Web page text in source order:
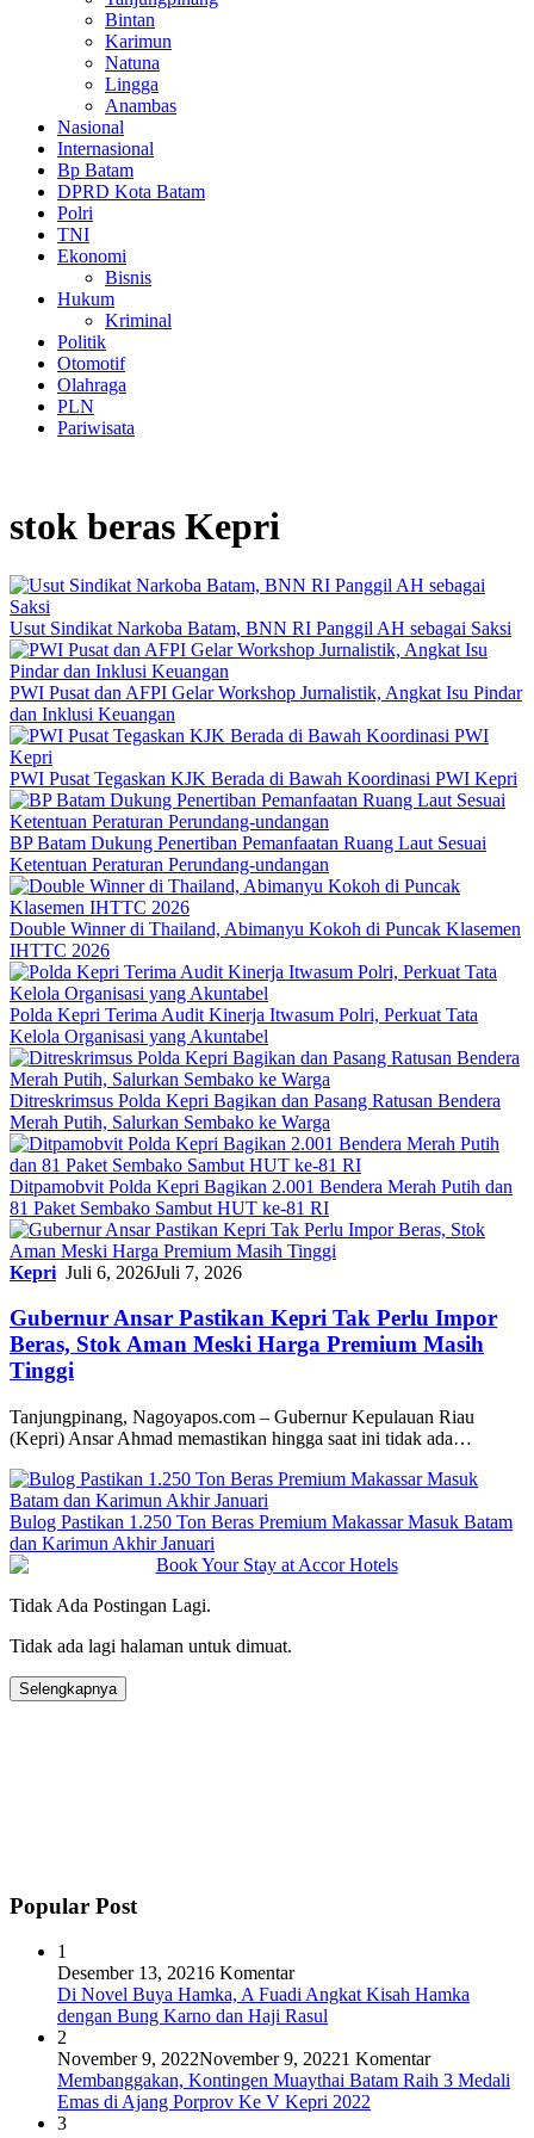
Bintan
Karimun
Natuna
Lingga
Anambas
Nasional
Internasional
Bp Batam
DPRD Kota Batam
Polri
TNI
Ekonomi
Bisnis
Hukum
Kriminal
Politik
Otomotif
Olahraga
PLN
Pariwisata
stok beras Kepri
Usut Sindikat Narkoba Batam, BNN RI Panggil AH sebagai Saksi
PWI Pusat dan AFPI Gelar Workshop Jurnalistik, Angkat Isu Pindar
dan Inklusi Keuangan
PWI Pusat Tegaskan KJK Berada di Bawah Koordinasi PWI Kepri
BP Batam Dukung Penertiban Pemanfaatan Ruang Laut Sesuai
Ketentuan Peraturan Perundang-undangan
Double Winner di Thailand, Abimanyu Kokoh di Puncak Klasemen
IHTTC 2026
Polda Kepri Terima Audit Kinerja Itwasum Polri, Perkuat Tata
Kelola Organisasi yang Akuntabel
Ditreskrimsus Polda Kepri Bagikan dan Pasang Ratusan Bendera
Merah Putih, Salurkan Sembako ke Warga
Ditpamobvit Polda Kepri Bagikan 2.001 Bendera Merah Putih dan
81 Paket Sembako Sambut HUT ke-81 RI
Kepri Juli 6, 2026Juli 7, 2026
Gubernur Ansar Pastikan Kepri Tak Perlu Impor
Beras, Stok Aman Meski Harga Premium Masih
Tinggi
Tanjungpinang, Nagoyapos.com – Gubernur Kepulauan Riau
(Kepri) Ansar Ahmad memastikan hingga saat ini tidak ada…
Bulog Pastikan 1.250 Ton Beras Premium Makassar Masuk Batam
dan Karimun Akhir Januari
Tidak Ada Postingan Lagi.
Tidak ada lagi halaman untuk dimuat.
Selengkapnya
Popular Post
1
Desember 13, 20216 Komentar
Di Novel Buya Hamka, A Fuadi Angkat Kisah Hamka
dengan Bung Karno dan Haji Rasul
2
November 9, 2022November 9, 20221 Komentar
Membanggakan, Kontingen Muaythai Batam Raih 3 Medali
Emas di Ajang Porprov Ke V Kepri 2022
3